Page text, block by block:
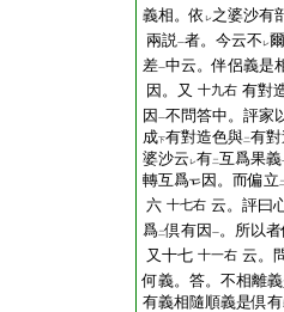
義相。依 レ之婆沙有
兩説一者。今云不 レ
差一中云。伴侶義是
因。又 十九右 有對
因 一不問答中。評家
成下有對造色與二有
婆沙云 レ有二互爲果義
轉互爲 因。而偏立
六 十七右 云。評曰
爲二倶有因 一。所以
又十七 十一右 云。
何義。答。不相離
有義相隨順義是倶